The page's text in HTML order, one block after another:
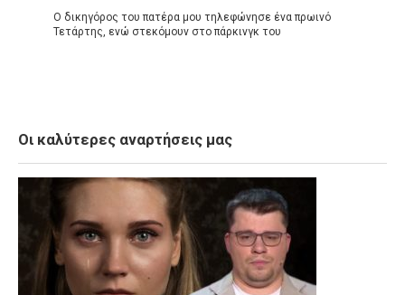
Ο δικηγόρος του πατέρα μου τηλεφώνησε ένα πρωινό
Τετάρτης, ενώ στεκόμουν στο πάρκινγκ του
Οι καλύτερες αναρτήσεις μας